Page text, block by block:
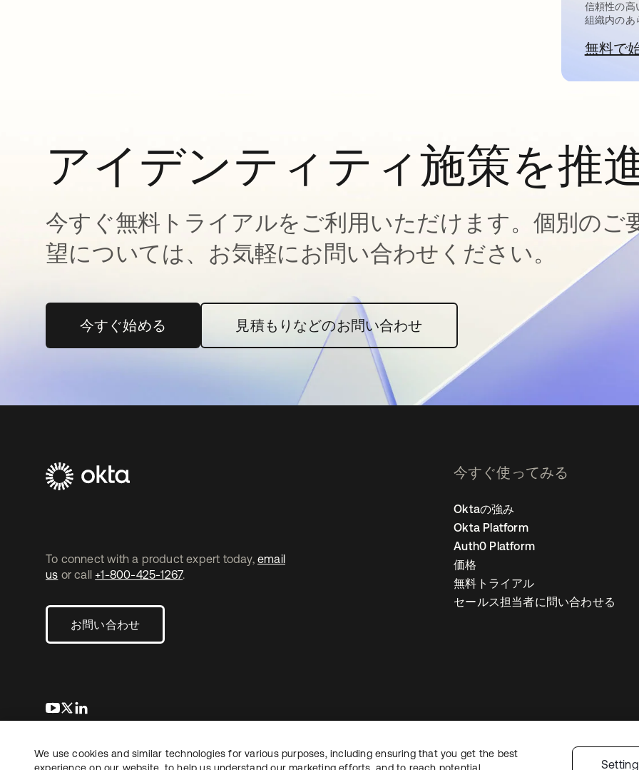
信頼性の高
組織内のあ
無料で
アイデンティティ施策を推
今すぐ無料トライアルをご利用いただけます。個別のご
望については、お気軽にお問い合わせください。
今すぐ始める新しいタブで開く 見積もりなどのお問い合わせ
To connect with a product expert today, email
us or call +1-800-425-1267.
お問い合わせ
新しいタブで開く
新しいタブで開く
今すぐ使ってみる
Oktaの強み
Okta Platform
Auth0 Platform
価格
無料トライアル
セールス担当者に問い合わせる
法務プライバシーポリシーサイト利用規約セキュリティ Cookie
Copyright © 2026 Okta. All rights reserved.
We use cookies and similar technologies for various purposes, including ensuring that you get the best